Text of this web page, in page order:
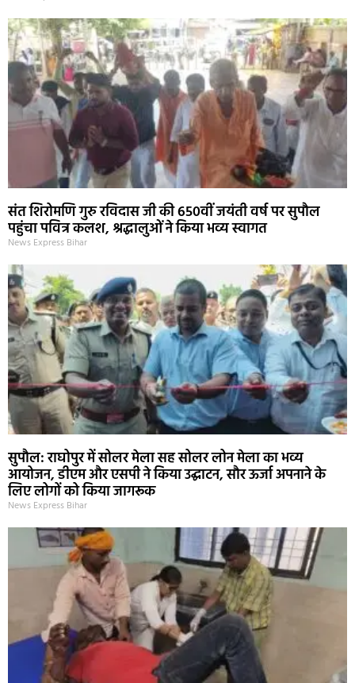
संत शिरोमणि गुरु रविदास जी की 650वीं जयंती वर्ष पर सुपौल
पहुंचा पवित्र कलश, श्रद्धालुओं ने किया भव्य स्वागत
News Express Bihar
सुपौल: राघोपुर में सोलर मेला सह सोलर लोन मेला का भव्य
आयोजन, डीएम और एसपी ने किया उद्घाटन, सौर ऊर्जा अपनाने के
लिए लोगों को किया जागरूक
News Express Bihar